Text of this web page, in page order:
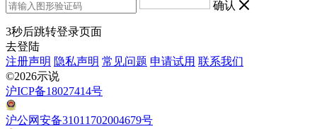
确认
3秒后跳转登录页面
去登陆
注册声明 隐私声明 常见问题 申请试用 联系我们
©2026示说
沪ICP备18027414号
沪公网安备31011702004679号